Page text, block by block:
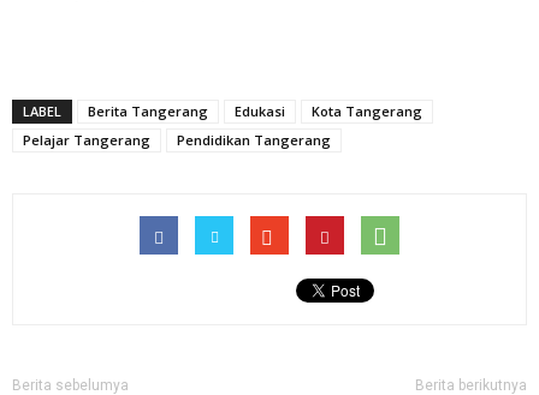
LABEL Berita Tangerang Edukasi
Kota Tangerang
Pelajar Tangerang
Pendidikan Tangerang
Berita sebelumya Berita berikutnya